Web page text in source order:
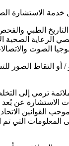
خدمة الاستشارة
الطبي
الرعاية الصحية
الصوت
التقاط الصور
ترمي إلى
الاستشارة عن
القوانين
المعلومات التي